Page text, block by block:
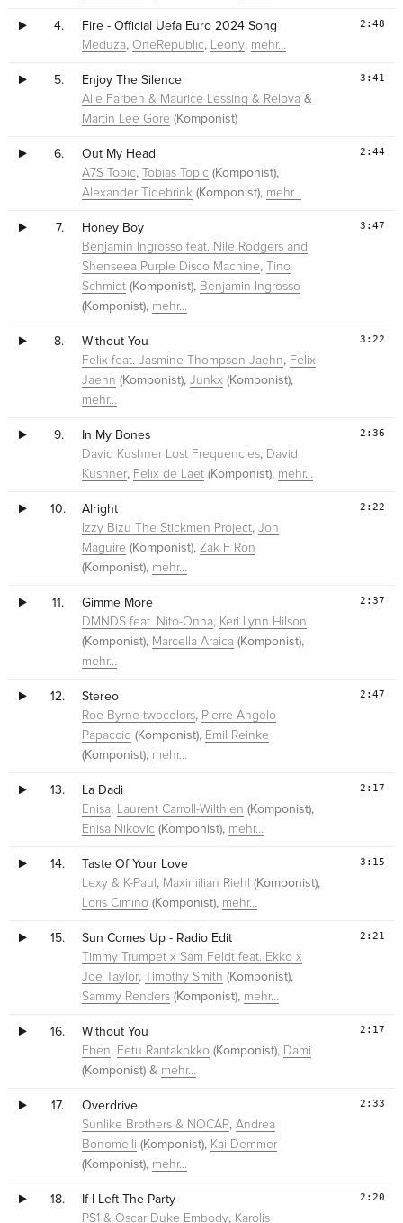
4. Fire - Official Uefa Euro 2024 Song
Meduza, OneRepublic, Leony, mehr…
2:48
5. Enjoy The Silence
Alle Farben & Maurice Lessing & Relova &
Martin Lee Gore (Komponist)
3:41
6. Out My Head
A7S Topic, Tobias Topic (Komponist),
Alexander Tidebrink (Komponist), mehr…
2:44
7. Honey Boy
Benjamin Ingrosso feat. Nile Rodgers and
Shenseea Purple Disco Machine, Tino
Schmidt (Komponist), Benjamin Ingrosso
(Komponist), mehr…
3:47
8. Without You
Felix feat. Jasmine Thompson Jaehn, Felix
Jaehn (Komponist),Junkx (Komponist),
mehr…
3:22
9. In My Bones
David Kushner Lost Frequencies, David
Kushner, Felix de Laet (Komponist), mehr…
2:36
10. Alright
Izzy Bizu The Stickmen Project,Jon
Maguire (Komponist),Zak F Ron
(Komponist), mehr…
2:22
11. Gimme More
DMNDS feat. Nito-Onna, Keri Lynn Hilson
(Komponist), Marcella Araica (Komponist),
mehr…
2:37
12. Stereo
Roe Byrne twocolors, Pierre-Angelo
Papaccio (Komponist), Emil Reinke
(Komponist), mehr…
2:47
13. La Dadi
Enisa, Laurent Carroll-Wilthien (Komponist),
Enisa Nikovic (Komponist), mehr…
2:17
14. Taste Of Your Love
Lexy & K-Paul , Maximilian Riehl (Komponist),
Loris Cimino (Komponist), mehr…
3:15
15. Sun Comes Up - Radio Edit
Timmy Trumpet x Sam Feldt feat. Ekko x
Joe Taylor, Timothy Smith (Komponist),
Sammy Renders (Komponist), mehr…
2:21
16. Without You
Eben, Eetu Rantakokko (Komponist), Dami
(Komponist) & mehr…
2:17
17. Overdrive
Sunlike Brothers & NOCAP,Andrea
Bonomelli (Komponist), Kai Demmer
(Komponist), mehr…
2:33
18. If I Left The Party
PS1 & Oscar Duke Embody, Karolis
2:20